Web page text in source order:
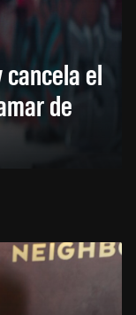
el
de